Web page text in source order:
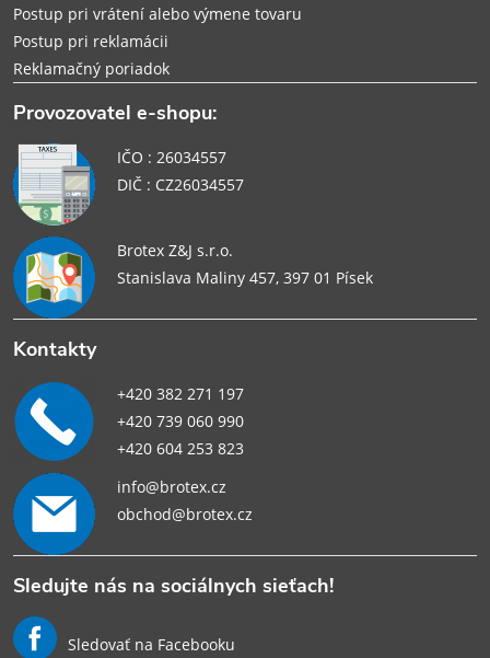
Postup pri vrátení alebo výmene tovaru
Postup pri reklamácii
Reklamačný poriadok
Provozovatel e-shopu:
IČO : 26034557
DIČ : CZ26034557
Brotex Z&J s.r.o.
Stanislava Maliny 457, 397 01 Písek
Kontakty
+420 382 271 197
+420 739 060 990
+420 604 253 823
info@brotex.cz
obchod@brotex.cz
Sledujte nás na sociálnych sieťach!
Sledovať na Facebooku